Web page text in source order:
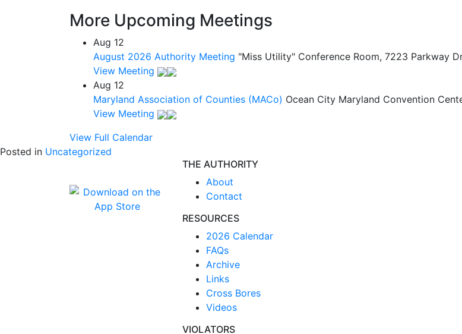
More Upcoming Meetings
Aug 12
August 2026 Authority Meeting "Miss Utility" Conference Room, 7223 Parkway
View Meeting
Aug 12
Maryland Association of Counties (MACo) Ocean City Maryland Convention
View Meeting
View Full Calendar
Posted in Uncategorized
THE AUTHORITY
About
Contact
RESOURCES
2026 Calendar
FAQs
Archive
Links
Cross Bores
Videos
VIOLATORS